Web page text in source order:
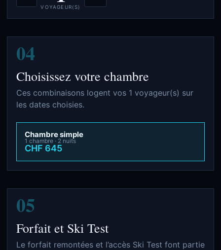
VOYAGEUR(S)
04
Choisissez votre chambre
Ces combinaisons logent vos 1 voyageur(s) sur
les dates choisies.
Chambre simple
1 chambre · 2 nuits
CHF 645
05
Forfait et Ski Test
Le forfait remontées et l’accès Ski Test font partie